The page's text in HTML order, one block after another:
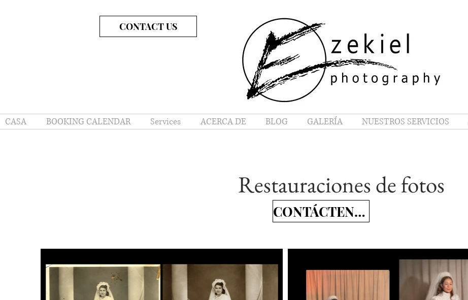
CONTACT US
CASA BOOKING CALENDAR Services ACERCA DE BLOG GALERÍA NUESTROS SERVICIOS
Restauraciones de fotos
CONTÁCTENOS